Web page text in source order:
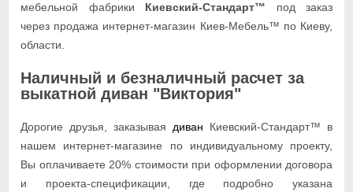
мебельной фабрики Киевский-Стандарт™ под заказ
через продажа интернет-магазин Киев-Мебель™ по Киеву,
области.
Наличный и безналичный расчет за
выкатной диван "Виктория"
Дорогие друзья, заказывая диван Киевский-Стандарт™ в
нашем интернет-магазине по индивидуальному проекту,
Вы оплачиваете 20% стоимости при оформлении договора
и проекта-спецификации, где подробно указана